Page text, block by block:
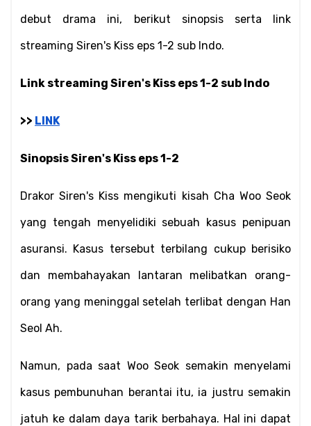
debut drama ini, berikut sinopsis serta link
streaming Siren's Kiss eps 1-2 sub Indo.
Link streaming Siren's Kiss eps 1-2 sub Indo
>> LINK
Sinopsis Siren's Kiss eps 1-2
Drakor Siren's Kiss mengikuti kisah Cha Woo Seok
yang tengah menyelidiki sebuah kasus penipuan
asuransi. Kasus tersebut terbilang cukup berisiko
dan membahayakan lantaran melibatkan orang-
orang yang meninggal setelah terlibat dengan Han
Seol Ah.
Namun, pada saat Woo Seok semakin menyelami
kasus pembunuhan berantai itu, ia justru semakin
jatuh ke dalam daya tarik berbahaya. Hal ini dapat